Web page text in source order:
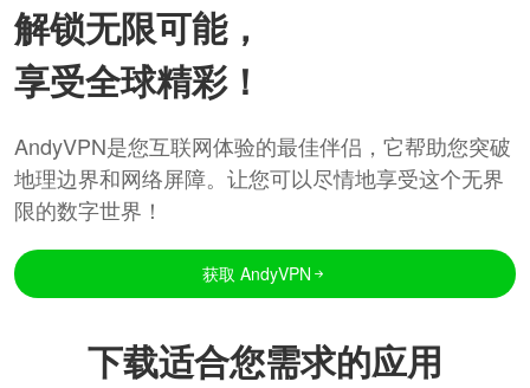
解锁无限可能，
享受全球精彩！
AndyVPN是您互联网体验的最佳伴侣，它帮助您突破
地理边界和网络屏障。让您可以尽情地享受这个无界
限的数字世界！
获取 AndyVPN
下载适合您需求的应用